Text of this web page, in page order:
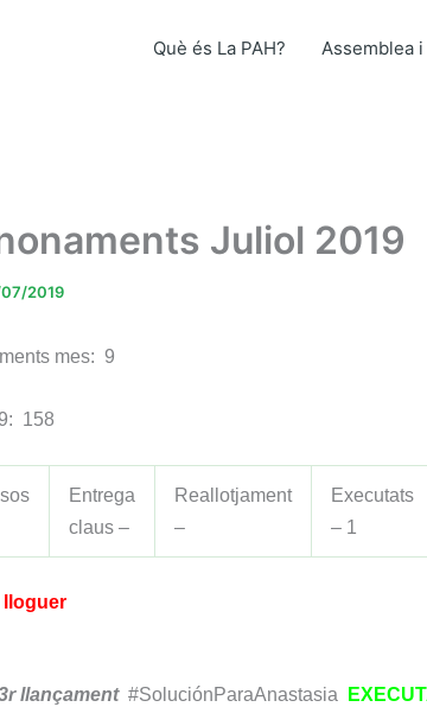
Què és La PAH? Assemblea
Juliol 2019
2019
mes: 9
158
Entrega
claus –
Reallotjament
–
Executats
– 1
lloguer
llançament #SoluciónParaAnastasia